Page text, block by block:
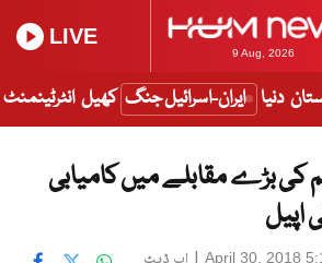
9 Aug, 2026
LIVE
دنیا ایران-اسرائیل جنگ کھیل انٹرٹینمنٹ
کی بڑے مقابلے میں کامیابی
اپیل
April 30, 2018